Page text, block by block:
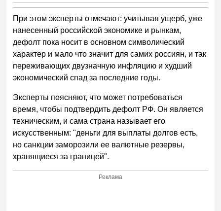
При этом эксперты отмечают: учитывая ущерб, уже
нанесенный российской экономике и рынкам,
дефолт пока носит в основном символический
характер и мало что значит для самих россиян, и так
переживающих двузначную инфляцию и худший
экономический спад за последние годы.
Эксперты поясняют, что может потребоваться
время, чтобы подтвердить дефолт РФ. Он является
техническим, и сама страна называет его
искусственным: "деньги для выплаты долгов есть,
но санкции заморозили ее валютные резервы,
хранящиеся за границей".
Реклама